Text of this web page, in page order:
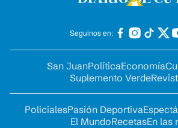
Seguinos en:
San JuanPolíticaEconomía
Suplemento Verde
PolicialesPasión Deportiva
El MundoRecetasEn las